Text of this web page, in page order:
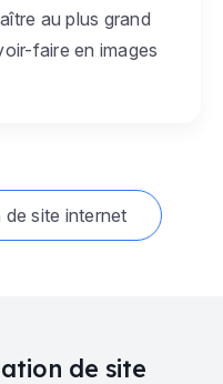
au plus grand
faire en images
site internet
de site